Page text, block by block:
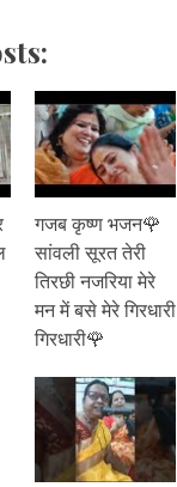
गजब कृष्ण भजन🌹
सांवली सूरत तेरी
तिरछी नजरिया मेरे
मन में बसे मेरे गिरधारी
गिरधारी🌹